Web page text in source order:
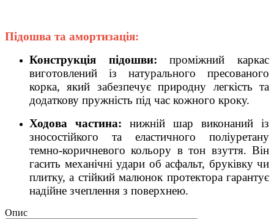
Підошва та амортизація:
Конструкція підошви: проміжний каркас
виготовлений із натурального пресованого
корка, який забезпечує природну легкість та
додаткову пружність під час кожного кроку.
Ходова частина: нижній шар виконаний із
зносостійкого та еластичного поліуретану
темно-коричневого кольору в тон взуття. Він
гасить механічні удари об асфальт, бруківку чи
плитку, а стійкий малюнок протектора гарантує
надійне зчеплення з поверхнею.
Опис